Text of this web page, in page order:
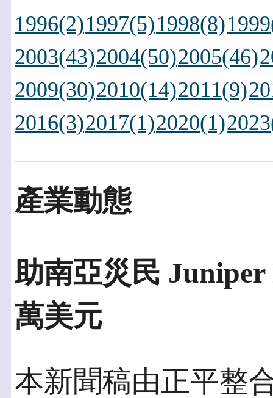
1996(2)1997(5)1998(8)
2003(43)2004(50)2005(46)
2009(30)2010(14)2011(9)
2016(3)2017(1)2020(1)
產業動態
助南亞災民
萬美元
本新聞稿由正平整